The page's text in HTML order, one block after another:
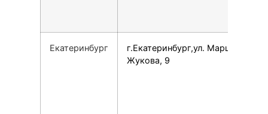
Екатеринбург
г.Екатеринбург,ул. Маршала
Жукова, 9